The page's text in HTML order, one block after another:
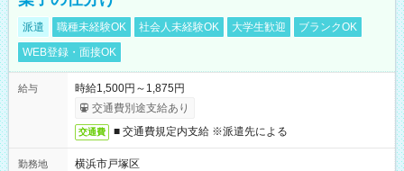
派遣 職種未経験OK 社会人未経験OK 大学生歓迎
ブランクOK
WEB登録・面接OK
給与
時給1,500円～1,875円
交通費別途支給あり
交通費 ■ 交通費規定内支給 ※派遣先による
勤務地
横浜市戸塚区